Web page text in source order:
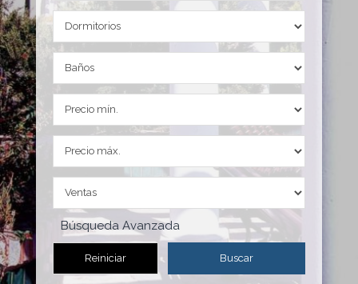
Búsqueda Avanzada